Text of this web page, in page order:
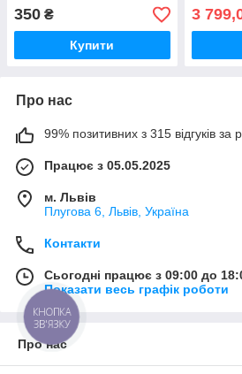
350 ₴
Купити
3
Про нас
99% позитивних з 315 відгуків за
Працює з 05.05.2025
м. Львів
Плугова 6, Львів, Україна
Контакти
Сьогодні працює з 09:00 до
Показати весь графік роботи
Про нас
КНОПКА
ЗВ'ЯЗКУ